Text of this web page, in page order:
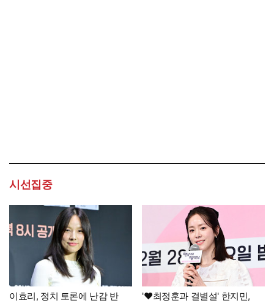
시선집중
이효리, 정치 토론에 난감 반
'♥최정훈과 결별설' 한지민,